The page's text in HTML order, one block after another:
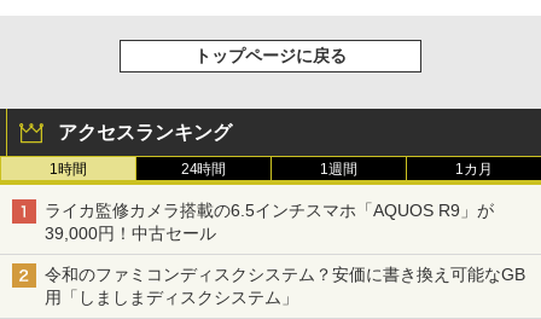
トップページに戻る
アクセスランキング
1時間 24時間 1週間 1カ月
ライカ監修カメラ搭載の6.5インチスマホ「AQUOS R9」が
39,000円！中古セール
令和のファミコンディスクシステム？安価に書き換え可能なGB
用「しましまディスクシステム」